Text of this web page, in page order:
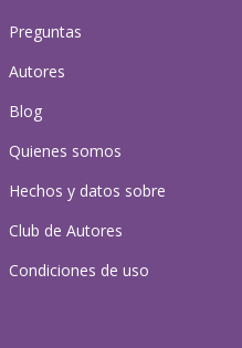
Preguntas
Autores
Blog
Quienes somos
Hechos y datos sobre
Club de Autores
Condiciones de uso